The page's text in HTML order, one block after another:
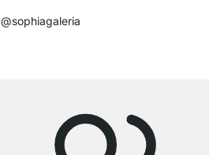
@sophiagaleria